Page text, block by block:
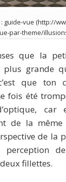
guide-vue (http://
par-theme/
que la
plus grande
que ton
fois été
car
de la
de la
perception
fillettes.